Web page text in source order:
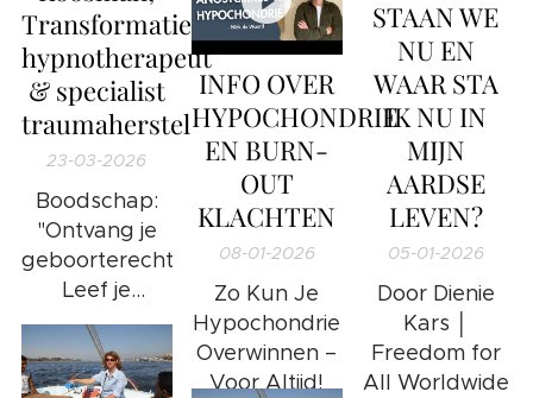
Transformatiecoach,
hypnotherapeut
& specialist
traumaherstel
23-03-2026
Boodschap:
"Ontvang je
geboorterecht;
Leef je
gelukkigste
leven!"
en 2.
INFO OVER
HYPOCHONDRIE
EN BURN-
OUT
KLACHTEN
08-01-2026
Zo Kun Je
Hypochondrie
Overwinnen –
Voor Altijd!
STAAN WE
NU EN
WAAR STA
IK NU IN
MIJN
AARDSE
LEVEN?
05-01-2026
Door Dienie
Kars │
Freedom for
All Worldwide